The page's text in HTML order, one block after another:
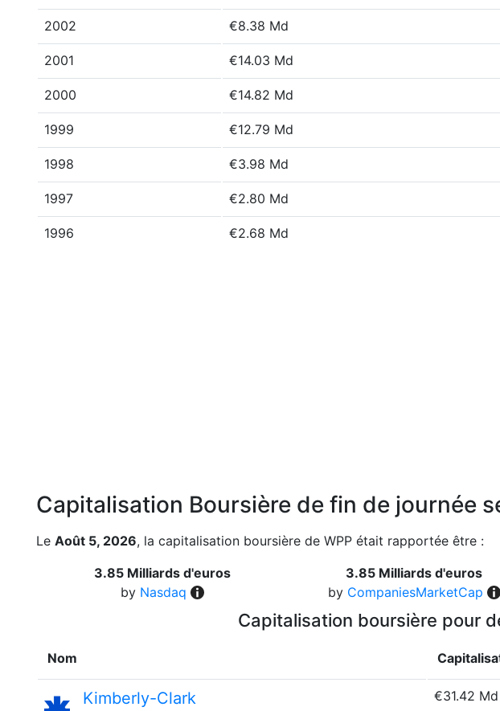
2002 €8.38 Md
2001 €14.03 Md
2000 €14.82 Md
1999 €12.79 Md
1998 €3.98 Md
1997 €2.80 Md
1996 €2.68 Md
Capitalisation Boursière de fin de journée
Le Août 5, 2026, la capitalisation boursière de WPP était rapportée être :
3.85 Milliards d'euros
by Nasdaq
3.85 Milliards d'euros
by CompaniesMarketCap
Capitalisation boursière pour
Nom
Kimberly-Clark €31.42 Md